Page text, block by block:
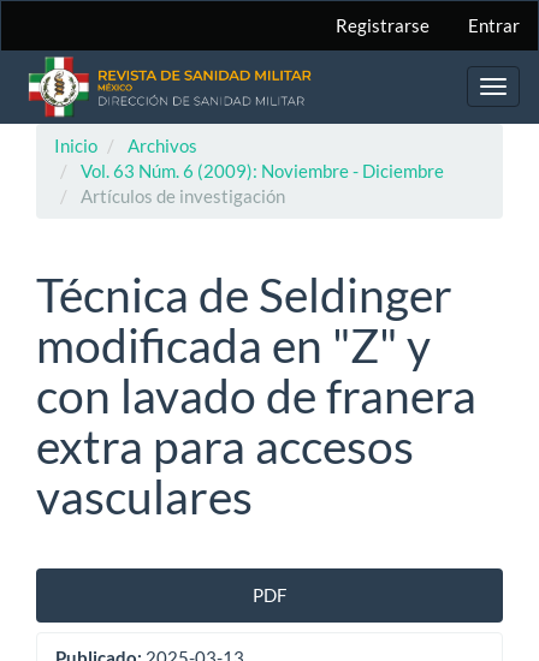
Contenido
principal
Barra
lateral
Registrarse Entrar
Inicio
Archivos
Vol. 63 Núm. 6 (2009): Noviembre - Diciembre
Artículos de investigación
Técnica de Seldinger
modificada en "Z" y
con lavado de franera
extra para accesos
vasculares
Barra
lateral
PDF